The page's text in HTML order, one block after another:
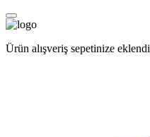
Ürün alışveriş sepetinize eklendi